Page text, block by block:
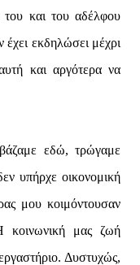
του και του αδέλφου
έχει εκδηλώσει μέχρι
και αργότερα να
εδώ, τρώγαμε
υπήρχε οικονομική
μου κοιμόντουσαν
κοινωνική μας ζωή
Δυστυχώς,